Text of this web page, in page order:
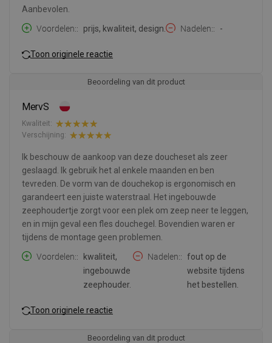
Aanbevolen.
Voordelen:
prijs, kwaliteit, design. Nadelen: -
Toon originele reactie
Beoordeling van dit product
MervS
Kwaliteit:
Verschijning:
Ik beschouw de aankoop van deze doucheset als zeer
geslaagd. Ik gebruik het al enkele maanden en ben
tevreden. De vorm van de douchekop is ergonomisch en
garandeert een juiste waterstraal. Het ingebouwde
zeephoudertje zorgt voor een plek om zeep neer te leggen,
en in mijn geval een fles douchegel. Bovendien waren er
tijdens de montage geen problemen.
Voordelen:
kwaliteit,
ingebouwde
zeephouder.
Nadelen:
fout op de
website tijdens
het bestellen.
Toon originele reactie
Beoordeling van dit product